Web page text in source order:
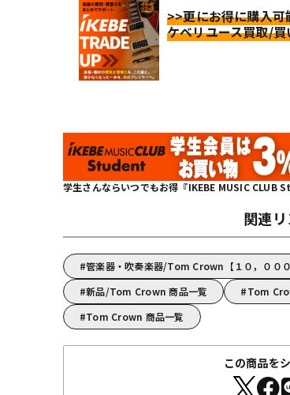
>>更にお得に購入
ケベリユース買取/
学生さんならいつでもお得『IKEBE MUSIC CLUB
関連リ
管楽器・吹奏楽器/Tom Crown【１０，００
新品/Tom Crown 商品一覧
Tom
Tom Crown 商品一覧
この商品を